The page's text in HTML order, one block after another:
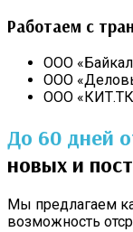
Работаем с
ООО
ООО
ООО
До 60 дней
новых и
Мы предлагаем
возможность